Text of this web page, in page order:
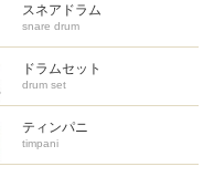
スネアドラム
snare drum
ドラムセット
drum set
ティンパニ
timpani